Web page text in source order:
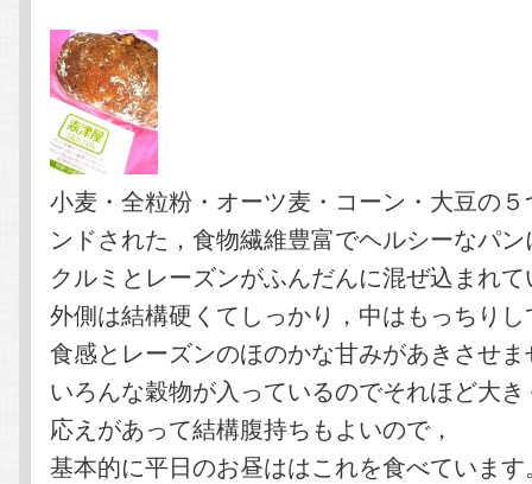
移
動
動
小麦・全粒粉・オーツ麦・コーン・大豆の
ンドされた，食物繊維豊富でヘルシーなパ
クルミとレーズンがふんだんに混ぜ込まれ
外側は結構硬くてしっかり，中はもっちり
食感とレーズンのほのかな甘みがあきさせ
いろんな穀物が入っているのでそれほど大
応えがあって結構腹持ちもよいので，
基本的に平日のお昼ははこれを食べています